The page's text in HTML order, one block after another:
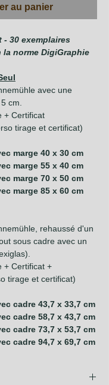
au panier
- 30 exemplaires
norme DigiGraphie
avec une
cm.
+ Certificat
tirage et certificat)
marge 40 x 30 cm
marge 55 x 40 cm
marge 70 x 50 cm
marge 85 x 60 cm
rehaussé d'un
sous cadre avec un
+ Certificat +
tirage et certificat)
cadre 43,7 x 33,7 cm
cadre 58,7 x 43,7 cm
cadre 73,7 x 53,7 cm
cadre 94,7 x 69,7 cm